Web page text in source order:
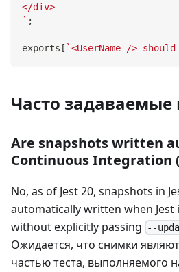
</div>
` ;
exports [ `<UserName />
Часто задаваемые
Are snapshots written
Continuous Integration
No, as of Jest 20, snapshots in
automatically written when Jest
without explicitly passing
--
Ожидается, что снимки
частью теста, выполняемого